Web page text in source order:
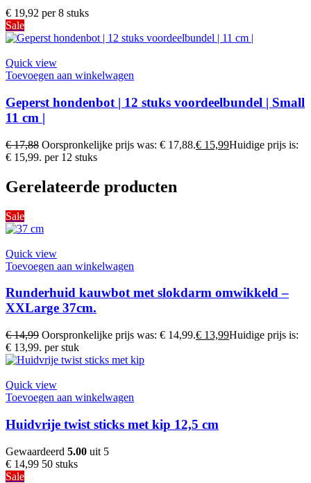
€ 19,92 per 8 stuks
Sale
Quick view
Toevoegen aan winkelwagen
Geperst hondenbot | 12 stuks voordeelbundel | Small
11 cm |
€17,88 Oorspronkelijke prijs was: € 17,88.€ 15,99Huidige prijs is:
€ 15,99. per 12 stuks
Gerelateerde producten
Sale
Quick view
Toevoegen aan winkelwagen
Runderhuid kauwbot met slokdarm omwikkeld –
XXLarge 37cm.
€14,99 Oorspronkelijke prijs was: € 14,99.€ 13,99Huidige prijs is:
€ 13,99. per stuk
Quick view
Toevoegen aan winkelwagen
Huidvrije twist sticks met kip 12,5 cm
Gewaardeerd 5.00 uit 5
€ 14,99 50 stuks
Sale